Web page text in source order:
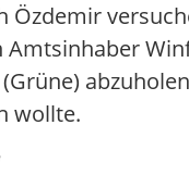
Özdemir
Amtsinhaber
wollte.